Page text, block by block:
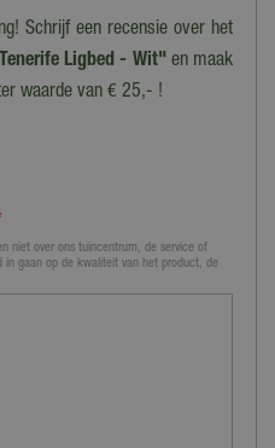
Schrijf een recensie over het
Ligbed - Wit"en maak
waarde van € 25,- !
niet over ons tuincentrum, de service of
in gaan op de kwaliteit van het product, de